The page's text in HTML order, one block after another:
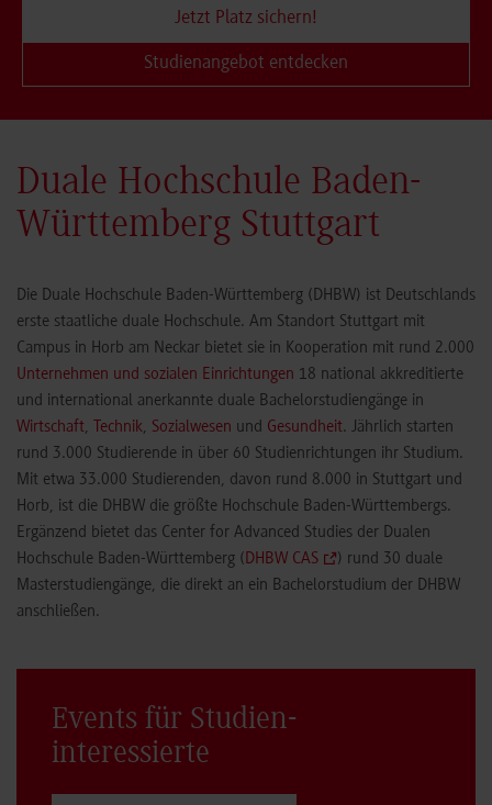
Jetzt Platz sichern!
Studienangebot entdecken
Duale Hochschule Baden-
Württemberg Stuttgart
Die Duale Hochschule Baden-Württemberg (DHBW) ist Deutschlands
erste staatliche duale Hochschule. Am Standort Stuttgart mit
Campus in Horb am Neckar bietet sie in Kooperation mit rund 2.000
Unternehmen und sozialen Einrichtungen 18 national akkreditierte
und international anerkannte duale Bachelorstudiengänge in
Wirtschaft, Technik, Sozialwesen und Gesundheit. Jährlich starten
rund 3.000 Studierende in über 60 Studienrichtungen ihr Studium.
Mit etwa 33.000 Studierenden, davon rund 8.000 in Stuttgart und
Horb, ist die DHBW die größte Hochschule Baden-Württembergs.
Ergänzend bietet das Center for Advanced Studies der Dualen
Hochschule Baden-Württemberg (DHBW CAS
) rund 30 duale
Masterstudiengänge, die direkt an ein Bachelorstudium der DHBW
anschließen.
Events für Studien­
interessierte